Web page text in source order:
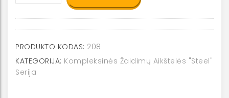
kompleksas
0208
PRODUKTO KODAS: 208
KATEGORIJA: Kompleksinės Žaidimų Aikštelės "Steel"
Serija